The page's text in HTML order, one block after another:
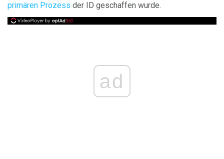
primären Prozess der ID geschaffen wurde.
ad